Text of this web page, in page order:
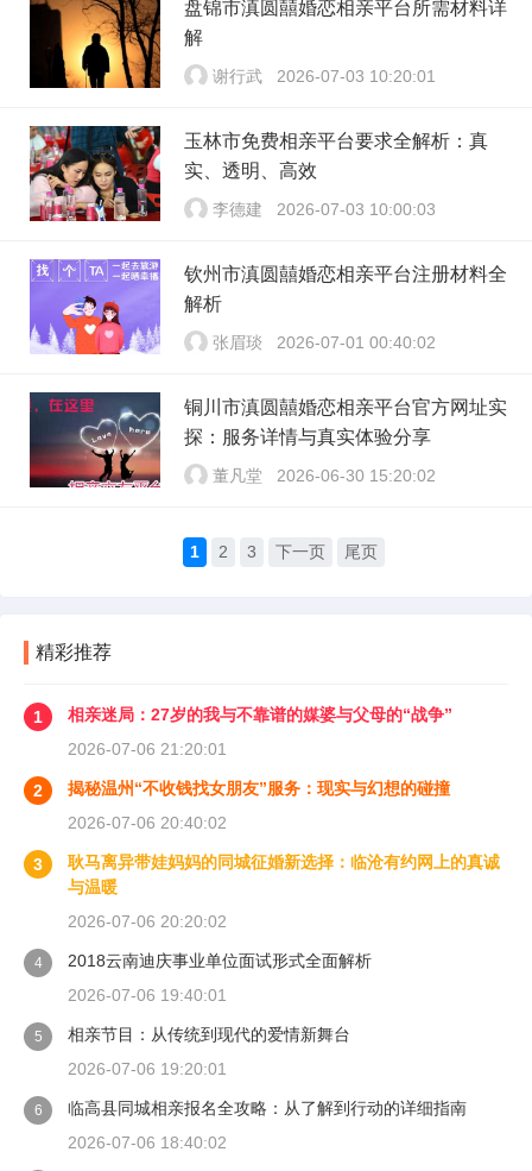
盘锦市滇圆囍婚恋相亲平台所需材料详
解
谢行武 2026-07-03 10:20:01
玉林市免费相亲平台要求全解析：真
实、透明、高效
李德建 2026-07-03 10:00:03
钦州市滇圆囍婚恋相亲平台注册材料全
解析
张眉琰 2026-07-01 00:40:02
铜川市滇圆囍婚恋相亲平台官方网址实
探：服务详情与真实体验分享
董凡堂 2026-06-30 15:20:02
1 2 3 下一页 尾页
精彩推荐
1
相亲迷局：27岁的我与不靠谱的媒婆与父母的“战争”
2026-07-06 21:20:01
2
揭秘温州“不收钱找女朋友”服务：现实与幻想的碰撞
2026-07-06 20:40:02
3
耿马离异带娃妈妈的同城征婚新选择：临沧有约网上的真诚
与温暖
2026-07-06 20:20:02
4
2018云南迪庆事业单位面试形式全面解析
2026-07-06 19:40:01
5
相亲节目：从传统到现代的爱情新舞台
2026-07-06 19:20:01
6
临高县同城相亲报名全攻略：从了解到行动的详细指南
2026-07-06 18:40:02